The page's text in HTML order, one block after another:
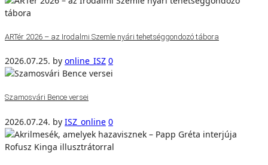
ARTér 2026 – az Irodalmi Szemle nyári tehetséggondozó tábora
2026.07.25. by online_ISZ 0
Szamosvári Bence versei
2026.07.24. by ISZ_online 0